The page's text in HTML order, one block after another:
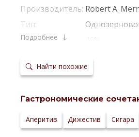
Производитель: Robert A.
Тип:
Крепость:
Выдержка в
бочках:
Из-Под
сервировки:
Сайт
Подробнее
Найти похожие
Гастрономические
Аперитив Дижестив Сигара